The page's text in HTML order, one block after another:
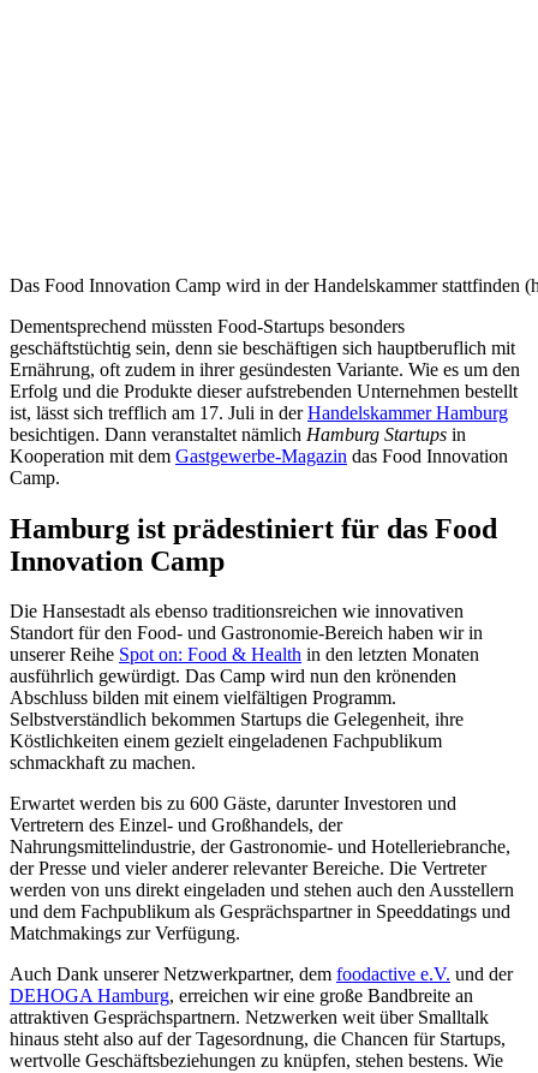
Das Food Innovation Camp wird in der Handelskammer stattfinden
Dementsprechend müssten Food-Startups besonders
geschäftstüchtig sein, denn sie beschäftigen sich hauptberuflich mit
Ernährung, oft zudem in ihrer gesündesten Variante. Wie es um den
Erfolg und die Produkte dieser aufstrebenden Unternehmen bestellt
ist, lässt sich trefflich am 17. Juli in derHandelskammer Hamburg
besichtigen. Dann veranstaltet nämlich Hamburg Startups in
Kooperation mit dem Gastgewerbe-Magazin das Food Innovation
Camp.
Hamburg ist prädestiniert für das Food
Innovation Camp
Die Hansestadt als ebenso traditionsreichen wie innovativen
Standort für den Food- und Gastronomie-Bereich haben wir in
unserer Reihe Spot on: Food & Health in den letzten Monaten
ausführlich gewürdigt. Das Camp wird nun den krönenden
Abschluss bilden mit einem vielfältigen Programm.
Selbstverständlich bekommen Startups die Gelegenheit, ihre
Köstlichkeiten einem gezielt eingeladenen Fachpublikum
schmackhaft zu machen.
Erwartet werden bis zu 600 Gäste, darunter Investoren und
Vertretern des Einzel- und Großhandels, der
Nahrungsmittelindustrie, der Gastronomie- und Hotelleriebranche,
der Presse und vieler anderer relevanter Bereiche. Die Vertreter
werden von uns direkt eingeladen und stehen auch den Ausstellern
und dem Fachpublikum als Gesprächspartner in Speeddatings und
Matchmakings zur Verfügung.
Auch Dank unserer Netzwerkpartner, dem foodactive e.V. und der
DEHOGA Hamburg, erreichen wir eine große Bandbreite an
attraktiven Gesprächspartnern. Netzwerken weit über Smalltalk
hinaus steht also auf der Tagesordnung, die Chancen für Startups,
wertvolle Geschäftsbeziehungen zu knüpfen, stehen bestens. Wie